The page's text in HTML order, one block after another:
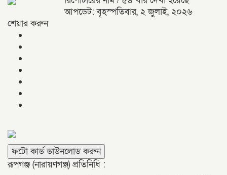
আপডেট: বৃহস্পতিবার, ২ জুলাই, ২০২৬
শেয়ার করুন
ফটো কার্ড ডাউনলোড করুন
রূপগঞ্জ (নারায়ণগঞ্জ) প্রতিনিধি :